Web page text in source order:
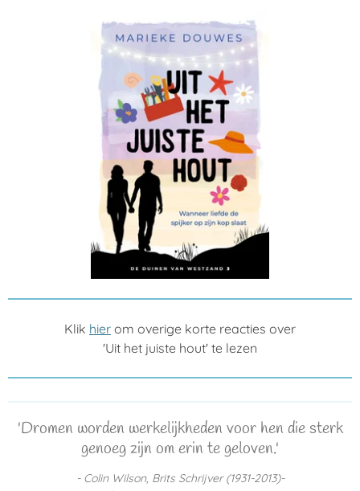
Klik hier om overige korte reacties over
'Uit het juiste hout' te lezen
'Dromen worden werkelijkheden voor hen die sterk
genoeg zijn om erin te geloven.'
- Colin Wilson, Brits Schrijver (1931-2013)-